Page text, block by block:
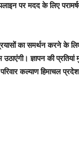
पर मदद के लिए
का समर्थन करने के
ज्ञापन की प्रतियां
कल्याण हिमाचल